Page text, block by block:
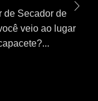
de Secador de
veio ao lugar